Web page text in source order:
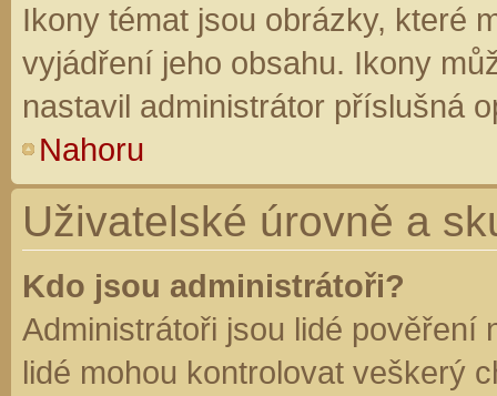
Ikony témat jsou obrázky, které
vyjádření jeho obsahu. Ikony
nastavil administrátor příslušná
Nahoru
Uživatelské úrovně a
Kdo jsou administrátoři?
Administrátoři jsou lidé pověření
lidé mohou kontrolovat veškerý